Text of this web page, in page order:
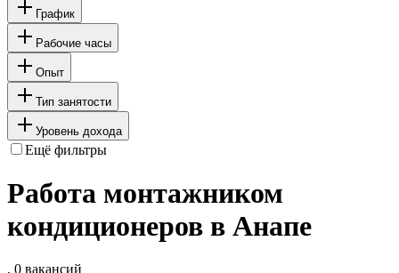
График
Рабочие часы
Опыт
Тип занятости
Уровень дохода
Ещё фильтры
Работа монтажником
кондиционеров в Анапе
, 0 вакансий